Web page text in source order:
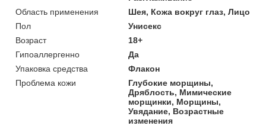
Область применения
Шея, Кожа вокруг глаз, Лицо
Пол
Унисекс
Возраст
18+
Гипоаллергенно
Да
Упаковка средства
Флакон
Проблема кожи
Глубокие морщины,
Дряблость, Мимические
морщинки, Морщины,
Увядание, Возрастные
изменения